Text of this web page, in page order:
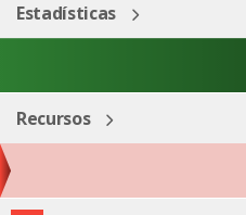
Estadísticas
Recursos